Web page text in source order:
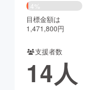
CAMPFIRE Creation
コミュニティ
4%
目標金額は
1,471,800円
支援者数
14人